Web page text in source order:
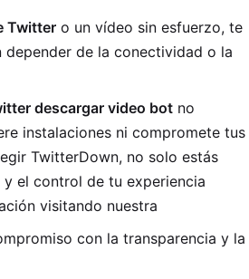
Twitter o un vídeo sin esfuerzo, te
de la conectividad o la
descargar video bot no
instalaciones ni compromete tus
TwitterDown, no solo estás
el control de tu experiencia
visitando nuestra
con la transparencia y la